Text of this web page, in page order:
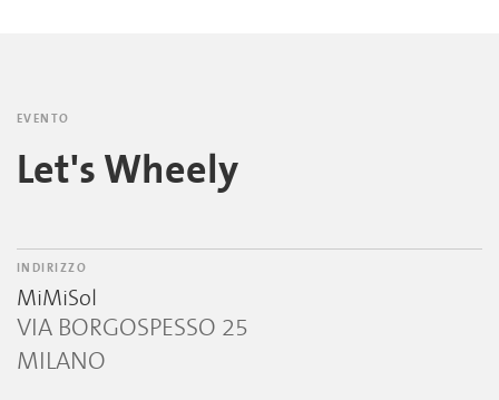
EVENTO
Let's Wheely
INDIRIZZO
MiMiSol
VIA BORGOSPESSO 25
MILANO